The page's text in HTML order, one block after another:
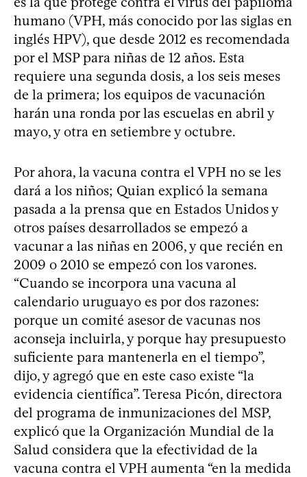
humano (VPH, más conocido por las siglas en
inglés HPV), que desde 2012 es recomendada
por el MSP para niñas de 12 años. Esta
requiere una segunda dosis, a los seis meses
de la primera; los equipos de vacunación
harán una ronda por las escuelas en abril y
mayo, y otra en setiembre y octubre.
Por ahora, la vacuna contra el VPH no se les
dará a los niños; Quian explicó la semana
pasada a la prensa que en Estados Unidos y
otros países desarrollados se empezó a
vacunar a las niñas en 2006, y que recién en
2009 o 2010 se empezó con los varones.
“Cuando se incorpora una vacuna al
calendario uruguayo es por dos razones:
porque un comité asesor de vacunas nos
aconseja incluirla, y porque hay presupuesto
suficiente para mantenerla en el tiempo”,
dijo, y agregó que en este caso existe “la
evidencia científica”. Teresa Picón, directora
del programa de inmunizaciones del MSP,
explicó que la Organización Mundial de la
Salud considera que la efectividad de la
vacuna contra el VPH aumenta “en la medida